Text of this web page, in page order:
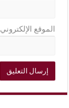
الموقع الإلكتروني